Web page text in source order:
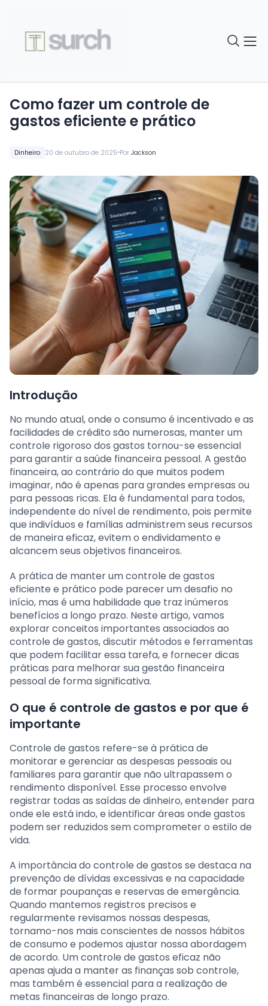
Dinheiro 20 de outubro de 2025•Por Jackson
Como fazer um controle de
gastos eficiente e prático
Introdução
No mundo atual, onde o consumo é incentivado e as
facilidades de crédito são numerosas, manter um
controle rigoroso dos gastos tornou-se essencial
para garantir a saúde financeira pessoal. A gestão
financeira, ao contrário do que muitos podem
imaginar, não é apenas para grandes empresas ou
para pessoas ricas. Ela é fundamental para todos,
independente do nível de rendimento, pois permite
que indivíduos e famílias administrem seus recursos
de maneira eficaz, evitem o endividamento e
alcancem seus objetivos financeiros.
A prática de manter um controle de gastos
eficiente e prático pode parecer um desafio no
início, mas é uma habilidade que traz inúmeros
benefícios a longo prazo. Neste artigo, vamos
explorar conceitos importantes associados ao
controle de gastos, discutir métodos e ferramentas
que podem facilitar essa tarefa, e fornecer dicas
práticas para melhorar sua gestão financeira
pessoal de forma significativa.
O que é controle de gastos e por que é
importante
Controle de gastos refere-se à prática de
monitorar e gerenciar as despesas pessoais ou
familiares para garantir que não ultrapassem o
rendimento disponível. Esse processo envolve
registrar todas as saídas de dinheiro, entender para
onde ele está indo, e identificar áreas onde gastos
podem ser reduzidos sem comprometer o estilo de
vida.
A importância do controle de gastos se destaca na
prevenção de dívidas excessivas e na capacidade
de formar poupanças e reservas de emergência.
Quando mantemos registros precisos e
regularmente revisamos nossas despesas,
tornamo-nos mais conscientes de nossos hábitos
de consumo e podemos ajustar nossa abordagem
de acordo. Um controle de gastos eficaz não
apenas ajuda a manter as finanças sob controle,
mas também é essencial para a realização de
metas financeiras de longo prazo.